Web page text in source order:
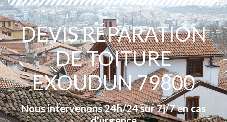
DEVIS RÉPARATION
DE TOITURE
EXOUDUN 79800
Nous intervenons 24h/24 sur 7j/7 en cas